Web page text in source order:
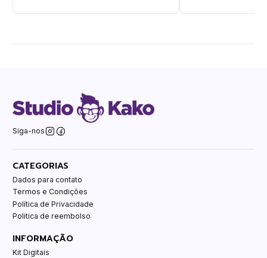
Siga-nos
CATEGORIAS
Dados para contato
Termos e Condições
Política de Privacidade
Politica de reembolso
INFORMAÇÃO
Kit Digitais